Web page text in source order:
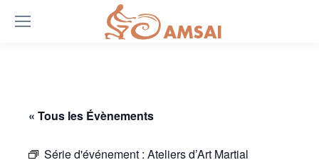
« Tous les Évènements
Série d'événement : Ateliers d’Art Martial